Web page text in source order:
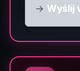
→ Wyślij